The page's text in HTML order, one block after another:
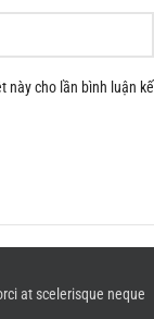
này cho lần bình luận kế
at scelerisque neque